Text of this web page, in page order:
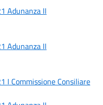
Adunanza II
Adunanza II
I Commissione Consiliare